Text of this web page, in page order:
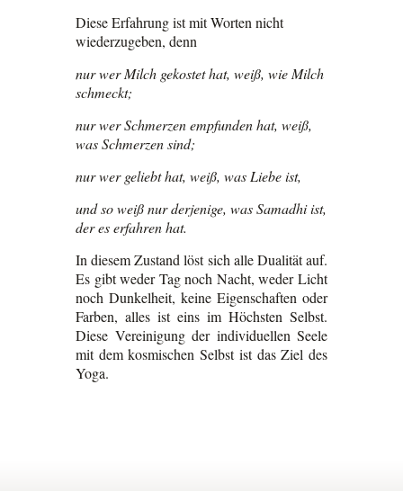
Diese Erfahrung ist mit Worten nicht
wiederzugeben, denn
nur wer Milch gekostet hat, weiß, wie Milch
schmeckt;
nur wer Schmerzen empfunden hat, weiß,
was Schmerzen sind;
nur wer geliebt hat, weiß, was Liebe ist,
und so weiß nur derjenige, was Samadhi ist,
der es erfahren hat.
In diesem Zustand löst sich alle Dualität auf.
Es gibt weder Tag noch Nacht, weder Licht
noch Dunkelheit, keine Eigenschaften oder
Farben, alles ist eins im Höchsten Selbst.
Diese Vereinigung der individuellen Seele
mit dem kosmischen Selbst ist das Ziel des
Yoga.